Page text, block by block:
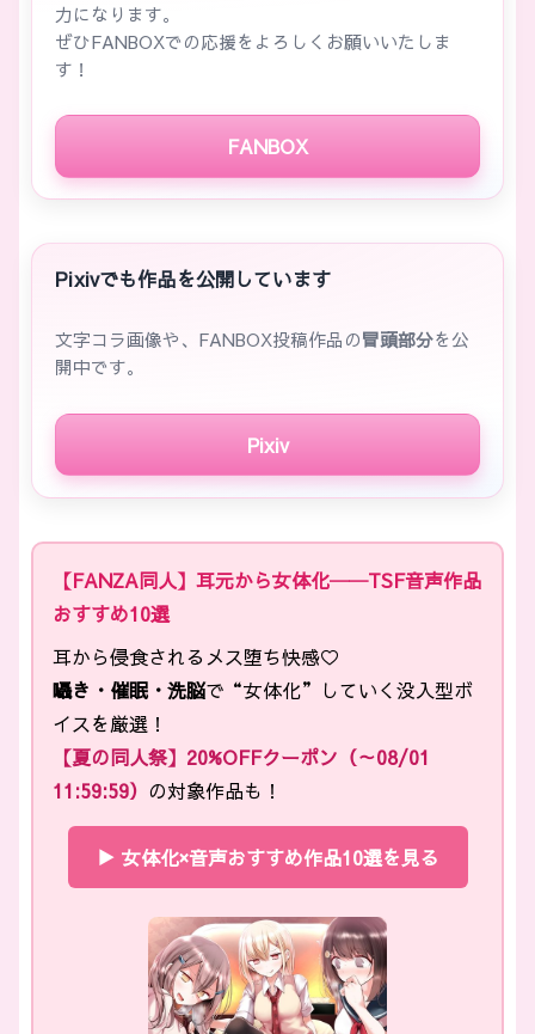
力になります。
ぜひFANBOXでの応援をよろしくお願いいたしま
す！
FANBOX
Pixivでも作品を公開しています
文字コラ画像や、FANBOX投稿作品の冒頭部分を公
開中です。
Pixiv
【FANZA同人】耳元から女体化──TSF音声作品
おすすめ10選
耳から侵食されるメス堕ち快感♡
囁き・催眠・洗脳で“女体化”していく没入型ボ
イスを厳選！
【夏の同人祭】20%OFFクーポン（～08/01
11:59:59） の対象作品も！
▶ 女体化×音声おすすめ作品10選を見る